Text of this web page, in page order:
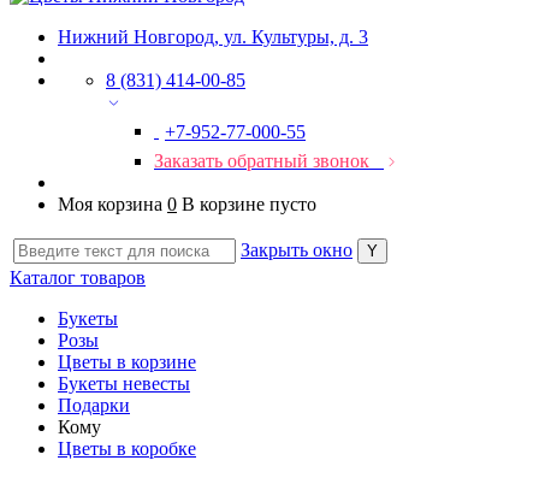
Нижний Новгород, ул. Культуры, д. 3
8 (831) 414-00-85
+7-952-77-000-55
Заказать обратный звонок
Моя корзина 0 В корзине пусто
Закрыть окно
Каталог товаров
Букеты
Розы
Цветы в корзине
Букеты невесты
Подарки
Кому
Цветы в коробке